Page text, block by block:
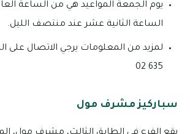
يوم الجمعة المواعيد هي من الساعة
الساعة الثانية عشر عند منتصف الليل.
635 02
سباركيز مشرف مول